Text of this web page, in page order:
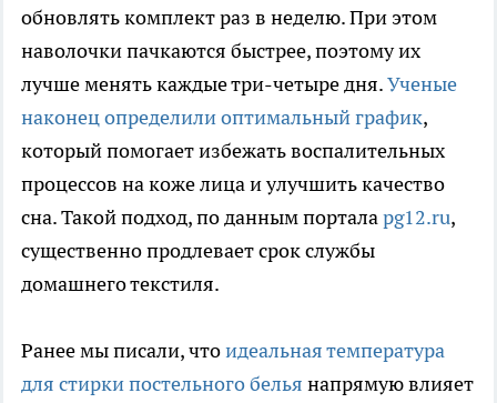
обновлять комплект раз в неделю. При этом
наволочки пачкаются быстрее, поэтому их
лучше менять каждые три-четыре дня.Ученые
наконец определили оптимальный график,
который помогает избежать воспалительных
процессов на коже лица и улучшить качество
сна. Такой подход, по данным порталаpg12.ru,
существенно продлевает срок службы
домашнего текстиля.
Ранее мы писали, чтоидеальная температура
для стирки постельного белья напрямую влияет